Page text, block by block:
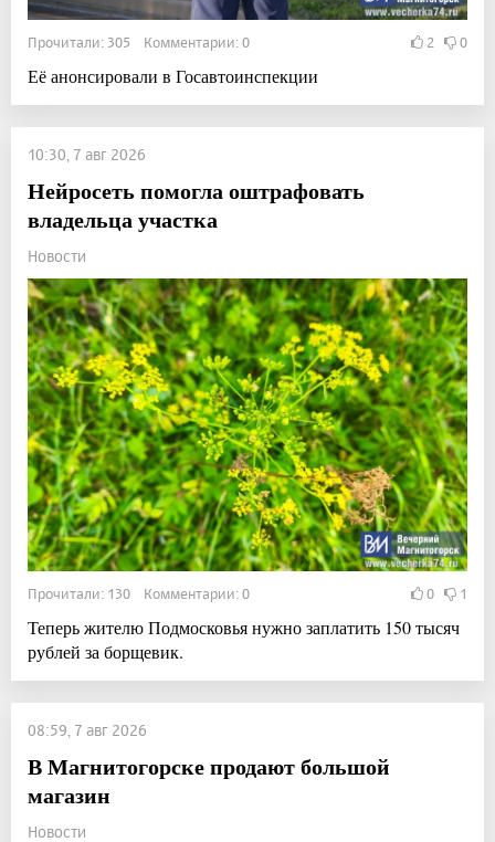
Прочитали: 305 Комментарии: 0 2 0
Её анонсировали в Госавтоинспекции
10:30, 7 авг 2026
Нейросеть помогла оштрафовать
владельца участка
Новости
Прочитали: 130 Комментарии: 0 0 1
Теперь жителю Подмосковья нужно заплатить 150 тысяч
рублей за борщевик.
08:59, 7 авг 2026
В Магнитогорске продают большой
магазин
Новости